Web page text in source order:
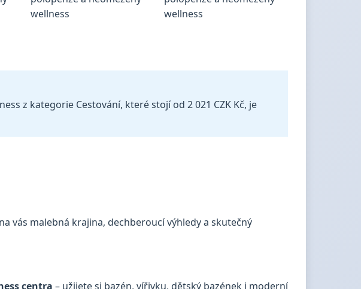
z kategorie Cestování, které stojí od 2 021 CZK Kč, je
vás malebná krajina, dechberoucí výhledy a skutečný
centra – užijete si bazén, vířivku, dětský bazének i moderní